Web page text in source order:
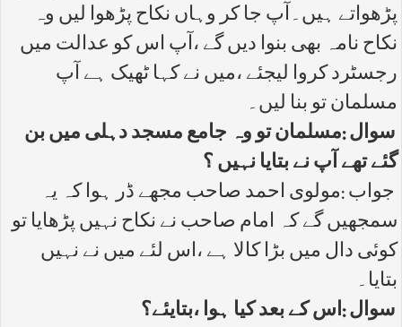
پڑھواتے ہیں۔آپ جا کر وہاں نکاح پڑھوا لیں وہ
نکاح نامہ بھی بنوا دیں گے ،آپ اس کو عدالت میں
رجسٹرد کروا لیجئے ،میں نے کہا ٹھیک ہے آپ
مسلمان تو بنا لیں۔
سوال :مسلمان تو وہ جامع مسجد دہلی میں بن
گئے تھے آپ نے بتایا نہیں ؟
جواب :مولوی احمد صاحب مجھے ڈر ہوا کہ یہ
سمجھیں گے کہ امام صاحب نے نکاح نہیں پڑھایا تو
کوئی دال میں بڑا کالا ہے ،اس لئے میں نے نہیں
بتایا۔
سوال :اس کے بعد کیا ہوا ،بتایئے؟